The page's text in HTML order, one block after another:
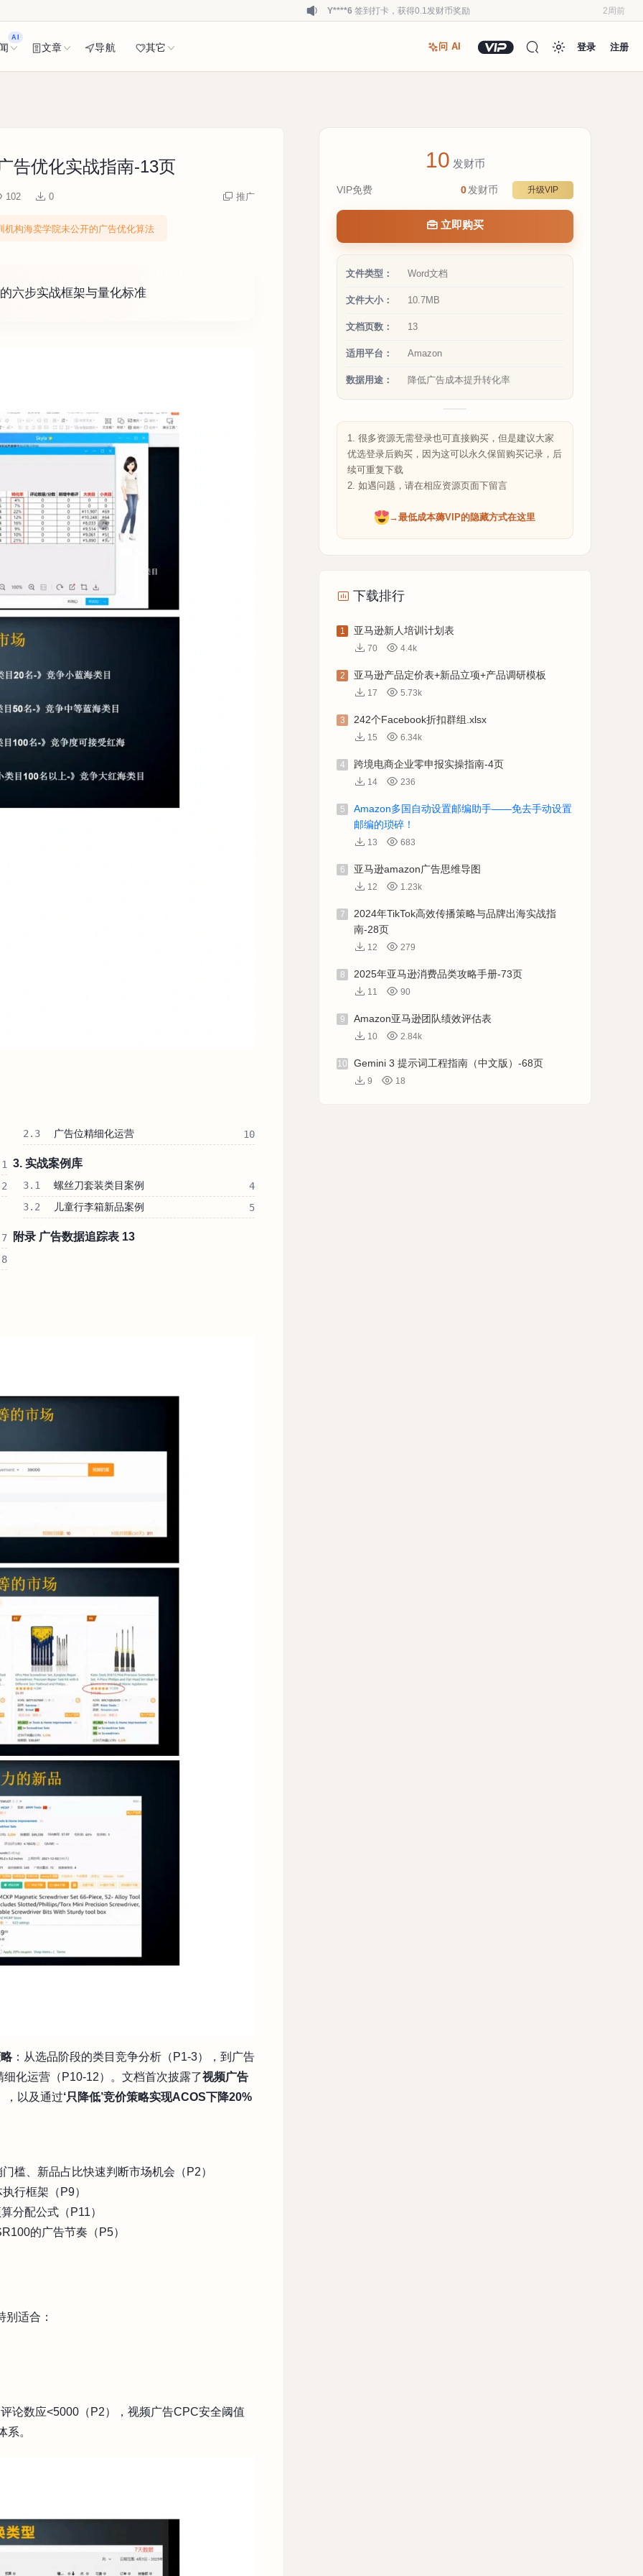
AI
文章 导航 其它 问 AI 登录 注册
Y****6 登录了本站 2周前
3周前
登录了本站
告优化实战指南-13页
102 0 推广
构海卖学院未公开的广告优化算法
六步实战框架与量化标准
1
2
7
8
2.3 广告位精细化运营 10
3. 实战案例库
3.1 螺丝刀套装类目案例
4
3.2
儿童行李箱新品案例 5
附录 广告数据追踪表 13
：从选品阶段的类目竞争分析（P1-3），到广告
化运营（P10-12）。文档首次披露了视频广告
，以及通过‘只降低’竞价策略实现ACOS下降20%
槛、新品占比快速判断市场机会（P2）
行框架（P9）
分配公式（P11）
的广告节奏（P5）
别适合：
论数应<5000（P2），视频广告CPC安全阈值
系。
10 发财币
VIP免费 升级VIP
0发财币
立即购买
文件类型： Word文档
文件大小： 10.7MB
文档页数： 13
适用平台： Amazon
数据用途： 降低广告成本提升转化率
1. 很多资源无需登录也可直接购买，但是建议大家
优选登录后购买，因为这可以永久保留购买记录，后
续可重复下载
2. 如遇问题，请在相应资源页面下留言
→最低成本薅VIP的隐藏方式在这里
下载排行
1 亚马逊新人培训计划表
70 4.4k
2 亚马逊产品定价表+新品立项+产品调研模板
17 5.73k
3 242个Facebook折扣群组.xlsx
15 6.34k
4 跨境电商企业零申报实操指南-4页
14 236
5
Amazon多国自动设置邮编助手——免去手动设置
邮编的琐碎！
13 683
6 亚马逊amazon广告思维导图
12 1.23k
7
2024年TikTok高效传播策略与品牌出海实战指
南-28页
12 279
8 2025年亚马逊消费品类攻略手册-73页
11 90
9 Amazon亚马逊团队绩效评估表
10 2.84k
10 Gemini 3 提示词工程指南（中文版）-68页
9 18